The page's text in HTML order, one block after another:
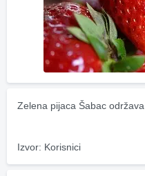
Zelena pijaca Šabac
Izvor: Korisnici